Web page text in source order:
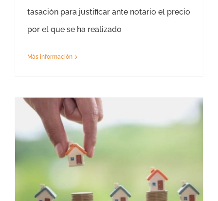
tasación para justificar ante notario el precio
por el que se ha realizado
Más información